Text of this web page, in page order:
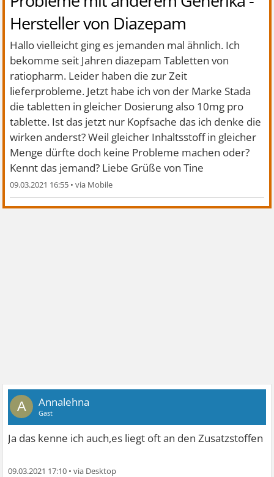
Hersteller von Diazepam
Hallo vielleicht ging es jemanden mal ähnlich. Ich
bekomme seit Jahren diazepam Tabletten von
ratiopharm. Leider haben die zur Zeit
lieferprobleme. Jetzt habe ich von der Marke Stada
die tabletten in gleicher Dosierung also 10mg pro
tablette. Ist das jetzt nur Kopfsache das ich denke die
wirken anderst? Weil gleicher Inhaltsstoff in gleicher
Menge dürfte doch keine Probleme machen oder?
Kennt das jemand? Liebe Grüße von Tine
09.03.2021 16:55 •
A Annalehna
Gast
Ja das kenne ich auch,es liegt oft an den Zusatzstoffen
09.03.2021 17:10 •